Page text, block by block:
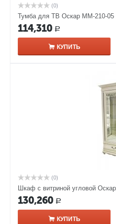
(0)
Тумба для ТВ Оскар ММ-210-05
114,310 Р
КУПИТЬ
(0)
Шкаф с витриной угловой
130,260 Р
КУПИТЬ